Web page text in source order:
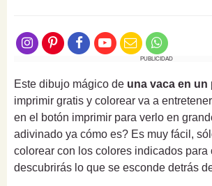
PUBLICIDAD
Este dibujo mágico de una vaca en un
imprimir gratis y colorear va a
en el botón imprimir para verlo en
adivinado ya cómo es? Es muy fácil,
colorear con los colores indicados para
descubrirás lo que se esconde detrás